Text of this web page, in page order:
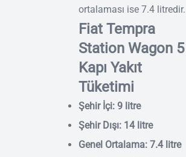
ortalaması ise 7.4 litredir.
Fiat Tempra
Station Wagon 5
Kapı Yakıt
Tüketimi
Şehir İçi: 9 litre
Şehir Dışı: 14 litre
Genel Ortalama: 7.4 litre